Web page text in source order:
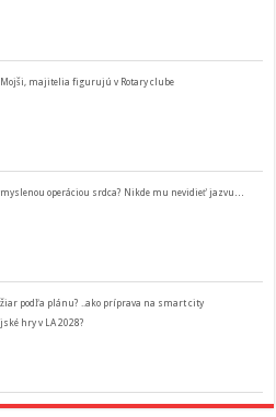
majitelia figurujú v Rotary clube
operáciou srdca? Nikde mu nevidieť jazvu…
podľa plánu? ..ako príprava na smart city
hry v LA 2028?